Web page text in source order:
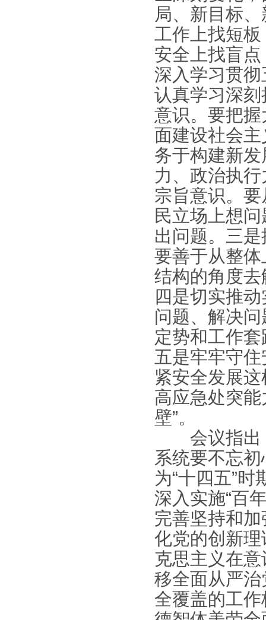
局、新目标
工作上找短
安全上找盲
深入学习贯
认真学习深
意识。要把
面建设社会
务于构建新
力、政治执
宗旨意识。
民立场上想
出问题。三
要善于从整
结构的角度
四是切实推
问题、解决
定势和工作
五是牢牢守
紧安全发展
高应急处突
壁”。
会议指出，
系统要不忘
为“十四五”
深入实施“百
完善坚持和
化党的创新
克思主义在
移全面从严
全覆盖的工